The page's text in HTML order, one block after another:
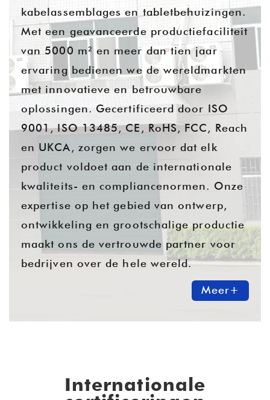
kabelassemblages en tabletbehuizingen.
Met een geavanceerde productiefaciliteit
van 5000 m² en meer dan tien jaar
ervaring bedienen we de wereldmarkten
met innovatieve en betrouwbare
oplossingen. Gecertificeerd door ISO
9001, ISO 13485, CE, RoHS, FCC, Reach
en UKCA, zorgen we ervoor dat elk
product voldoet aan de internationale
kwaliteits- en compliancenormen. Onze
expertise op het gebied van ontwerp,
ontwikkeling en grootschalige productie
maakt ons de vertrouwde partner voor
bedrijven over de hele wereld.
Meer+
Internationale